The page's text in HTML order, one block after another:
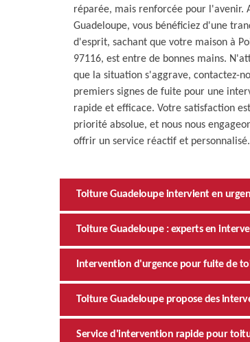
réparée, mais renforcée pour l'avenir.
Guadeloupe, vous bénéficiez d'une
d'esprit, sachant que votre maison à
97116, est entre de bonnes mains.
que la situation s'aggrave, contactez-
premiers signes de fuite pour une
rapide et efficace. Votre satisfaction
priorité absolue, et nous nous
offrir un service réactif et personnalisé.
Toiture Guadeloupe intervient en
Toiture Guadeloupe : experts en
Intervention d'urgence pour fuite de
Toiture Guadeloupe propose des
Service d'intervention rapide pour